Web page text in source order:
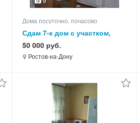
Дома посуточно, почасово
Сдам 7-к дом с участком,
250.0 кв.м, этажей 2
50 000 руб.
Ростов-на-Дону